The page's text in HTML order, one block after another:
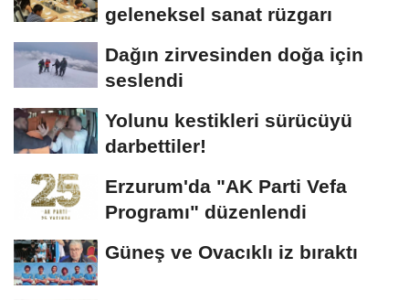
geleneksel sanat rüzgarı
Dağın zirvesinden doğa için
seslendi
Yolunu kestikleri sürücüyü
darbettiler!
Erzurum'da "AK Parti Vefa
Programı" düzenlendi
Güneş ve Ovacıklı iz bıraktı